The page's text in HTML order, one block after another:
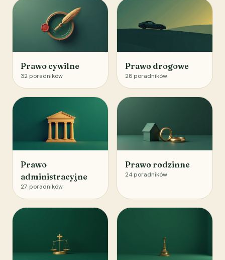
Prawo cywilne
32 poradników
Prawo drogowe
28 poradników
Prawo
administracyjne
27 poradników
Prawo rodzinne
24 poradników